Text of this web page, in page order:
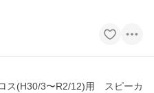
ス(H30/3〜R2/12)用 スピーカ